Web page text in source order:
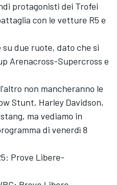
protagonisti dei Trofei
con le vetture R5 e
su due ruote, dato che si
Arenacross-Supercross e
non mancheranno le
Stunt, Harley Davidson,
ma vediamo in
di venerdì 8
Prove Libere-